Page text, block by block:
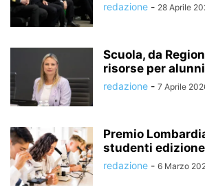
redazione - 28 Aprile
Scuola, da
risorse per
redazione - 7 Aprile
Premio
studenti
redazione - 6 Marzo